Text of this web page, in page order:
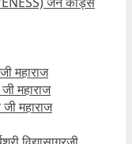
महाराज
महाराज
जी महाराज